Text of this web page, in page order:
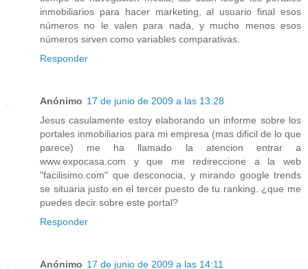
inmobiliarios para hacer marketing, al usuario final esos
números no le valen para nada, y mucho menos esos
números sirven como variables comparativas.
Responder
Anónimo 17 de junio de 2009 a las 13:28
Jesus casulamente estoy elaborando un informe sobre los
portales inmobiliarios para mi empresa (mas dificil de lo que
parece) me ha llamado la atencion entrar a
www.expocasa.com y que me redireccione a la web
"facilisimo.com" que desconocia, y mirando google trends
se situaria justo en el tercer puesto de tu ranking. ¿que me
puedes decir sobre este portal?
Responder
Anónimo 17 de junio de 2009 a las 14:11